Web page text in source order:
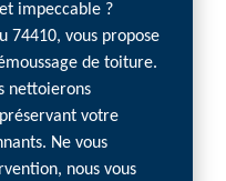
impeccable ?
74410, vous propose
de toiture.
nettoierons
votre
Ne vous
nous vous